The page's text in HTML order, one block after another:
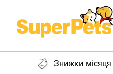
Перейти до основного контенту
Знижки місяця